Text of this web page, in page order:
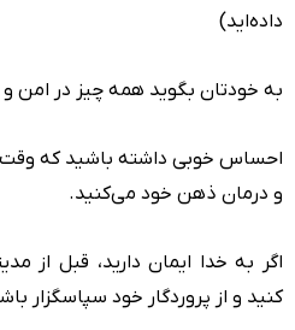
داده‌اید)
به خودتان بگوید همه چیز در امن
احساس خوبی داشته باشید که
و درمان ذهن خود می‌کنید.
اگر به خدا ایمان دارید، قبل از
کنید و از پروردگار خود سپاسگزار